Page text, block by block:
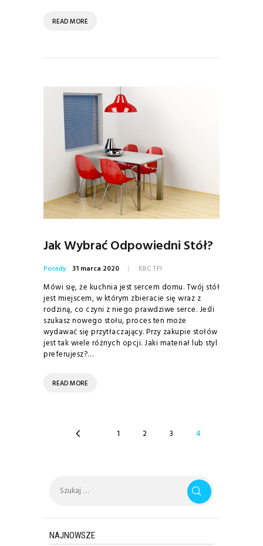
READ MORE
Jak Wybrać Odpowiedni Stół?
Porady 31 marca 2020 KBC TFI
Mówi się, że kuchnia jest sercem domu. Twój stół
jest miejscem, w którym zbieracie się wraz z
rodziną, co czyni z niego prawdziwe serce. Jeśli
szukasz nowego stołu, proces ten może
wydawać się przytłaczający. Przy zakupie stołów
jest tak wiele różnych opcji. Jaki materiał lub styl
preferujesz?…
READ MORE
STRONICOWANIE
PAGE
1 PAGE
2 PAGE
3 PAGE
4
NAJNOWSZE